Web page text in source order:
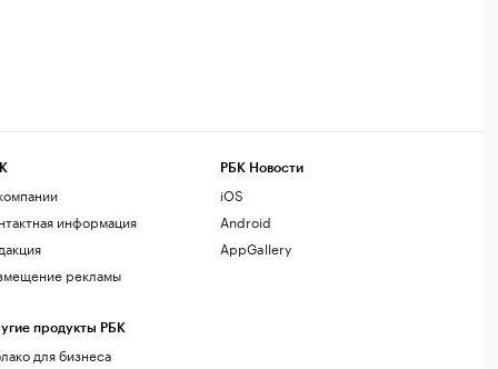
информация
рекламы
продукты РБК
для бизнеса
РБК Новости
iOS
Android
AppGallery